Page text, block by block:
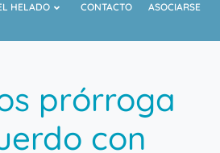
HELADO CONTACTO ASOCIARSE
prórroga
con